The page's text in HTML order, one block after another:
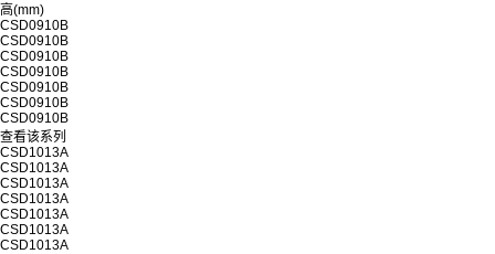
高(mm)
CSD0910B
CSD0910B
CSD0910B
CSD0910B
CSD0910B
CSD0910B
CSD0910B
查看该系列
CSD1013A
CSD1013A
CSD1013A
CSD1013A
CSD1013A
CSD1013A
CSD1013A